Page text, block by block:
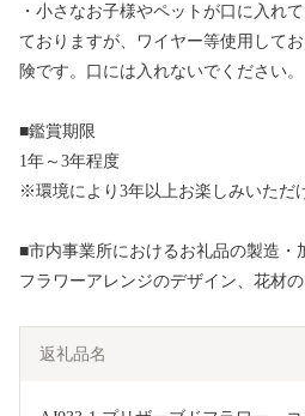
・小さなお子様やペットが口に入れ
ておりますが、ワイヤー等使用して
険です。口には入れないでください。
■鑑賞期限
1年～3年程度
※環境により3年以上お楽しみいただ
■市内事業所におけるお礼品の製造・
フラワーアレンジのデザイン、花材
返礼品名